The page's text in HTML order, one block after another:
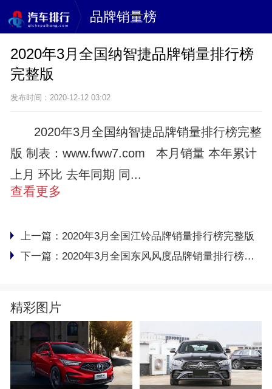
品牌销量榜
2020年3月全国纳智捷品牌销量排行榜
完整版
发布时间：2020-12-12 03:02
2020年3月全国纳智捷品牌销量排行榜完整
版 制表：www.fww7.com 本月销量 本年累计
上月 环比 去年同期 同...
查看更多
上一篇： 2020年3月全国江铃品牌销量排行榜完整版
下一篇： 2020年3月全国东风风度品牌销量排行榜完整版
精彩图片